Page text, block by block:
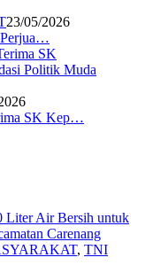
23/05/2026
Perjua…
SK Kep…
, TNI